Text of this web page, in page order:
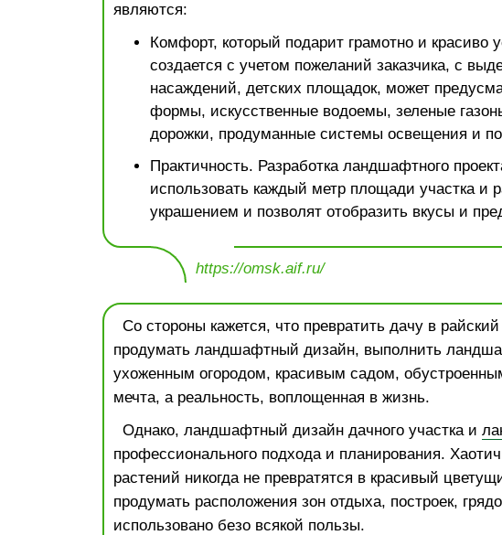
являются:
Комфорт, который подарит грамотно и красиво
создается с учетом пожеланий заказчика, с
насаждений, детских площадок, может
формы, искусственные водоемы, зеленые
дорожки, продуманные системы освещения и
Практичность. Разработка ландшафтного
использовать каждый метр площади участка и
украшением и позволят отобразить вкусы и
https://omsk.aif.ru/
Со стороны кажется, что превратить дачу в
продумать ландшафтный дизайн, выполнить
ухоженным огородом, красивым садом,
мечта, а реальность, воплощенная в жизнь.
Однако, ландшафтный дизайн дачного участка и
профессионального подхода и планирования.
растений никогда не превратятся в красивый
продумать расположения зон отдыха, построек,
использовано безо всякой пользы.